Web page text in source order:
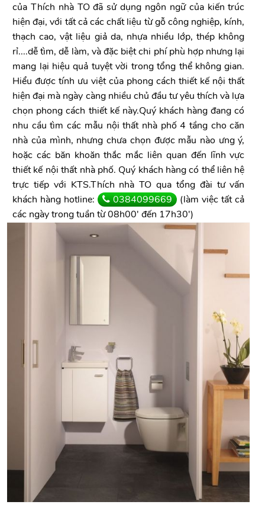
của Thích nhà TO đã sử dụng ngôn ngữ của kiến trúc
hiện đại, với tất cả các chất liệu từ gỗ công nghiệp, kính,
thạch cao, vật liệu giả da, nhựa nhiều lớp, thép không
rỉ....dễ tìm, dễ làm, và đặc biệt chi phí phù hợp nhưng lại
mang lại hiệu quả tuyệt vời trong tổng thể không gian.
Hiểu được tính ưu việt của phong cách thiết kế nội thất
hiện đại mà ngày càng nhiều chủ đầu tư yêu thích và lựa
chọn phong cách thiết kế này.Quý khách hàng đang có
nhu cầu tìm các mẫu nội thất nhà phố 4 tầng cho căn
nhà của mình, nhưng chưa chọn được mẫu nào ưng ý,
hoặc các băn khoăn thắc mắc liên quan đến lĩnh vực
thiết kế nội thất nhà phố. Quý khách hàng có thể liên hệ
trực tiếp với KTS.Thích nhà TO qua tổng đài tư vấn
khách hàng hotline:
0384099669
(làm việc tất cả
các ngày trong tuần từ 08h00' đến 17h30')